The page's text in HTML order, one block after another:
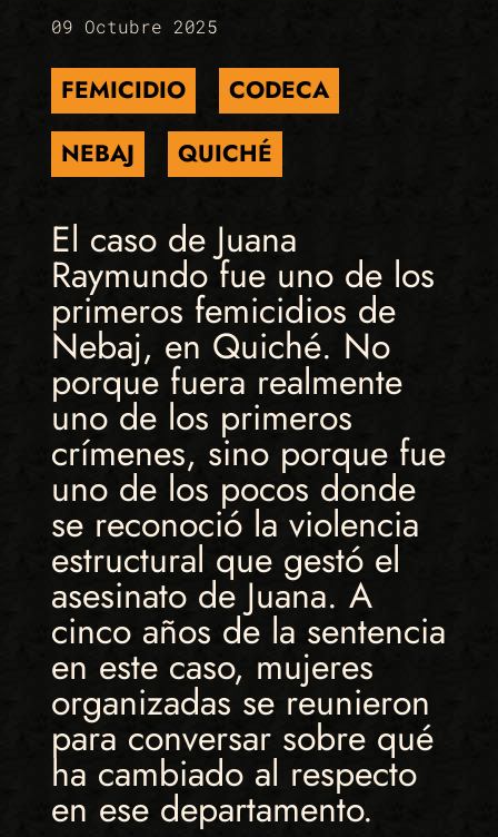
09 Octubre 2025
FEMICIDIO
CODECA
NEBAJ
QUICHÉ
El caso de Juana
Raymundo fue uno de los
primeros femicidios de
Nebaj, en Quiché. No
porque fuera realmente
uno de los primeros
crímenes, sino porque fue
uno de los pocos donde
se reconoció la violencia
estructural que gestó el
asesinato de Juana. A
cinco años de la sentencia
en este caso, mujeres
organizadas se reunieron
para conversar sobre qué
ha cambiado al respecto
en ese departamento.